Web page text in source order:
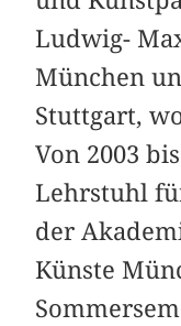
Ludwig-
München
Stuttgart,
Von 2003
Lehrstuhl
der
Künste